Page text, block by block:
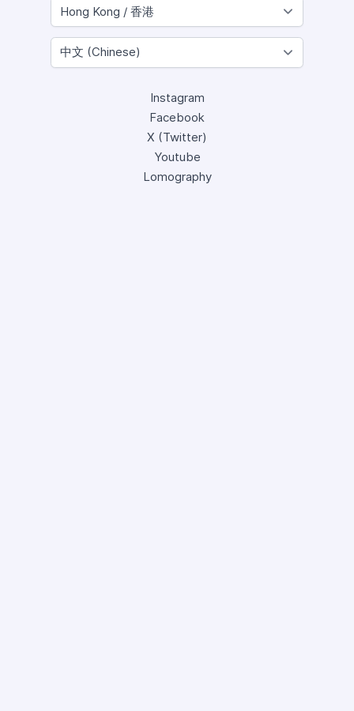
Instagram
Facebook
X (Twitter)
Youtube
Lomography